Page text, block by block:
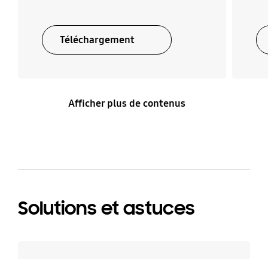
Téléchargement
Afficher plus de contenus
Solutions et astuces